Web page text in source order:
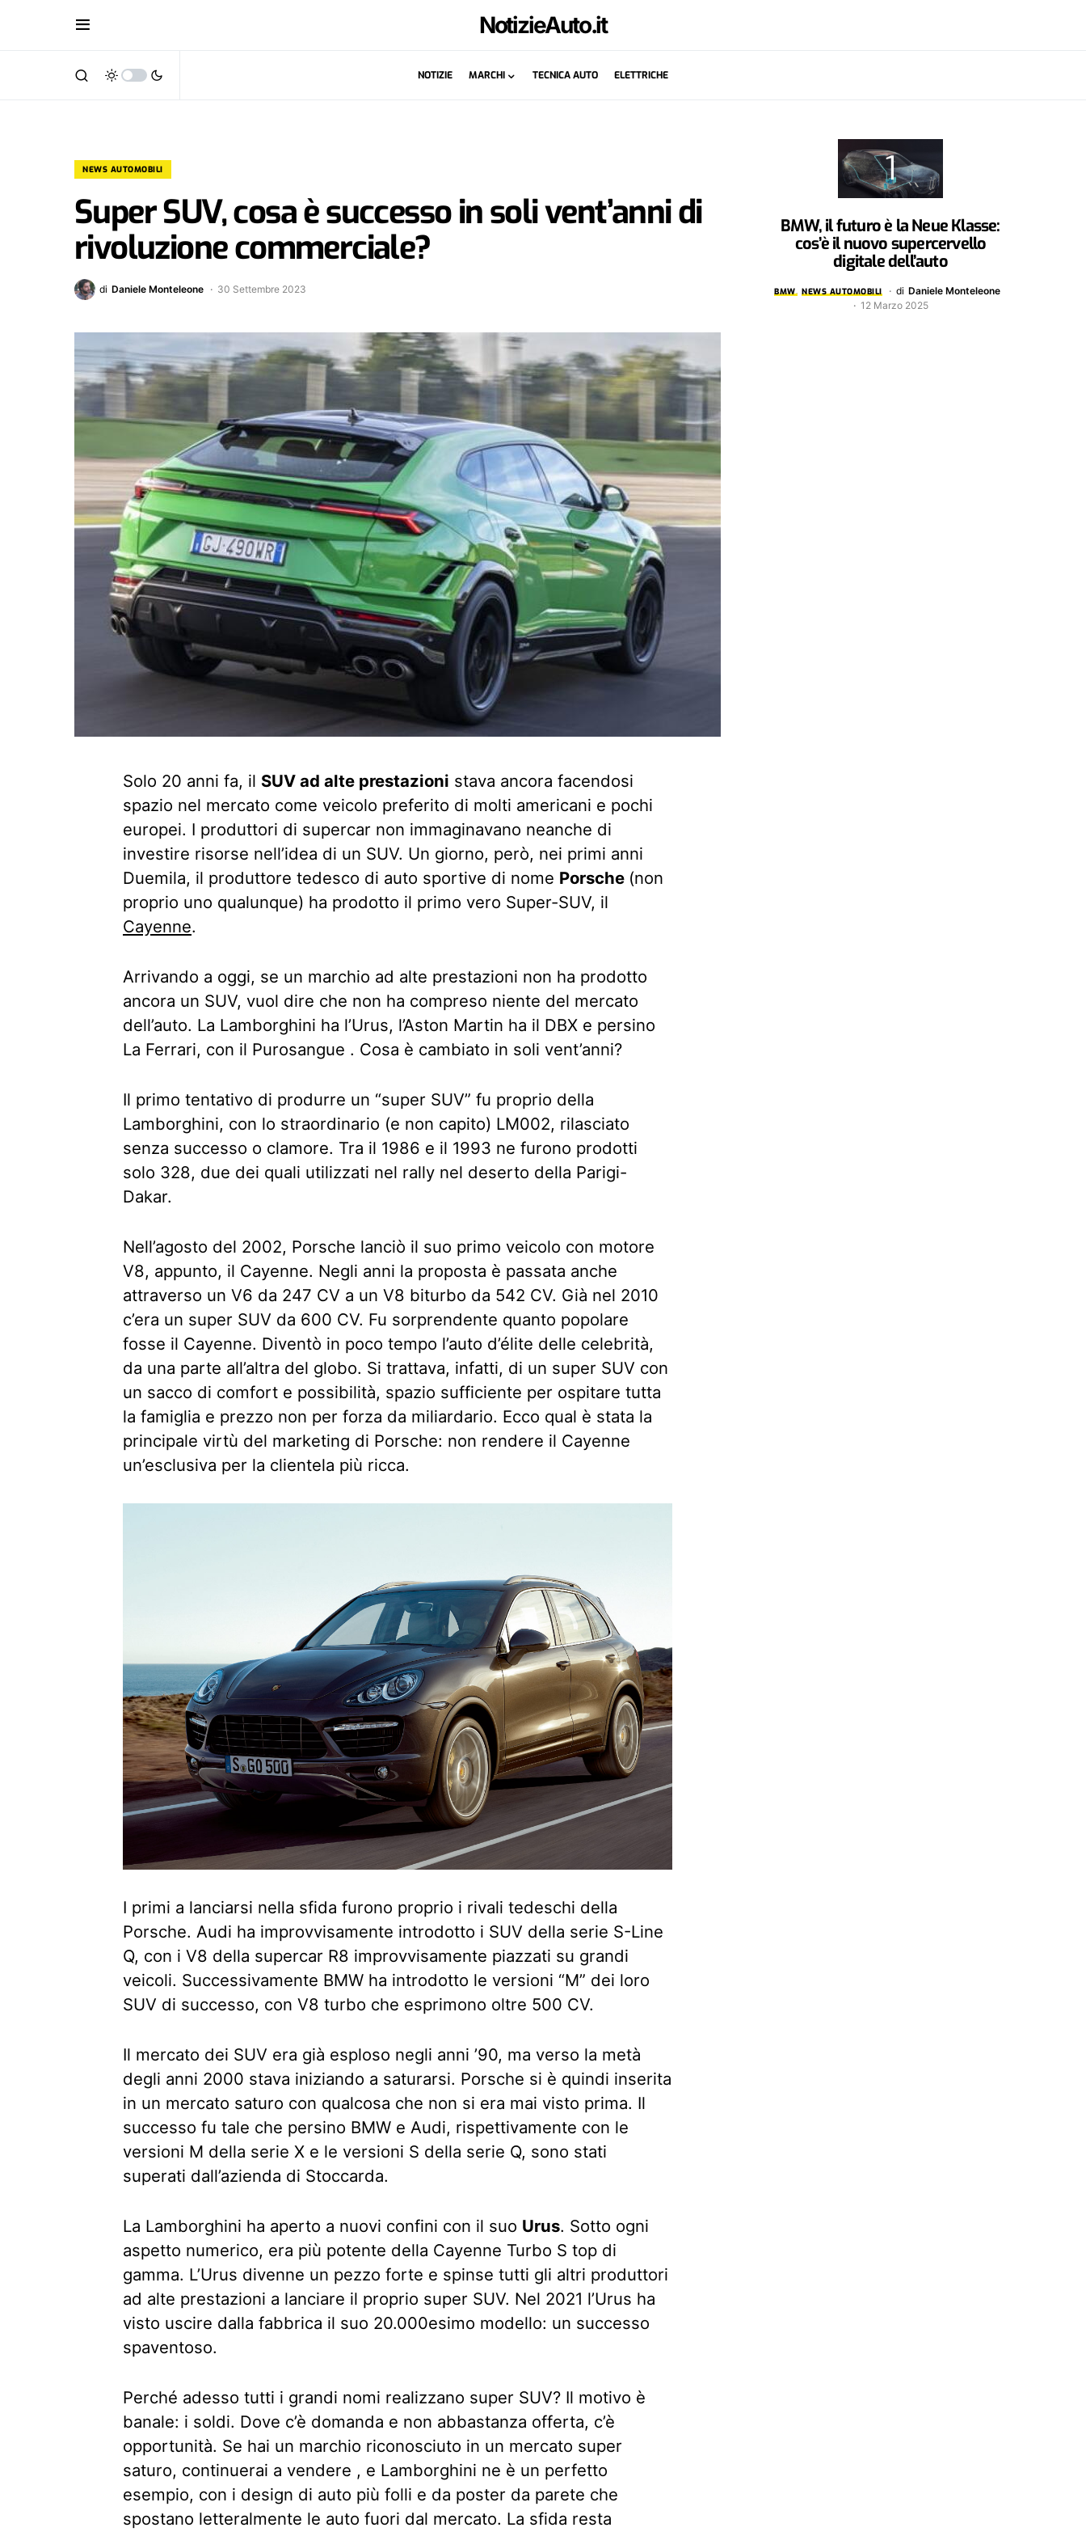
NotizieAuto.it
NOTIZIE MARCHI TECNICA AUTO ELETTRICHE
NEWS AUTOMOBILI
Super SUV, cosa è successo in soli vent’anni di
rivoluzione commerciale?
di Daniele Monteleone 30 Settembre 2023
Solo 20 anni fa, il SUV ad alte prestazioni stava ancora facendosi
spazio nel mercato come veicolo preferito di molti americani e pochi
europei. I produttori di supercar non immaginavano neanche di
investire risorse nell’idea di un SUV. Un giorno, però, nei primi anni
Duemila, il produttore tedesco di auto sportive di nome Porsche (non
proprio uno qualunque) ha prodotto il primo vero Super-SUV, il
Cayenne.
Arrivando a oggi, se un marchio ad alte prestazioni non ha prodotto
ancora un SUV, vuol dire che non ha compreso niente del mercato
dell’auto. La Lamborghini ha l’Urus, l’Aston Martin ha il DBX e persino
La Ferrari, con il Purosangue . Cosa è cambiato in soli vent’anni?
Il primo tentativo di produrre un “super SUV” fu proprio della
Lamborghini, con lo straordinario (e non capito) LM002, rilasciato
senza successo o clamore. Tra il 1986 e il 1993 ne furono prodotti
solo 328, due dei quali utilizzati nel rally nel deserto della Parigi-
Dakar.
Nell’agosto del 2002, Porsche lanciò il suo primo veicolo con motore
V8, appunto, il Cayenne. Negli anni la proposta è passata anche
attraverso un V6 da 247 CV a un V8 biturbo da 542 CV. Già nel 2010
c’era un super SUV da 600 CV. Fu sorprendente quanto popolare
fosse il Cayenne. Diventò in poco tempo l’auto d’élite delle celebrità,
da una parte all’altra del globo. Si trattava, infatti, di un super SUV con
un sacco di comfort e possibilità, spazio sufficiente per ospitare tutta
la famiglia e prezzo non per forza da miliardario. Ecco qual è stata la
principale virtù del marketing di Porsche: non rendere il Cayenne
un’esclusiva per la clientela più ricca.
I primi a lanciarsi nella sfida furono proprio i rivali tedeschi della
Porsche. Audi ha improvvisamente introdotto i SUV della serie S-Line
Q, con i V8 della supercar R8 improvvisamente piazzati su grandi
veicoli. Successivamente BMW ha introdotto le versioni “M” dei loro
SUV di successo, con V8 turbo che esprimono oltre 500 CV.
Il mercato dei SUV era già esploso negli anni ’90, ma verso la metà
degli anni 2000 stava iniziando a saturarsi. Porsche si è quindi inserita
in un mercato saturo con qualcosa che non si era mai visto prima. Il
successo fu tale che persino BMW e Audi, rispettivamente con le
versioni M della serie X e le versioni S della serie Q, sono stati
superati dall’azienda di Stoccarda.
La Lamborghini ha aperto a nuovi confini con il suo Urus. Sotto ogni
aspetto numerico, era più potente della Cayenne Turbo S top di
gamma. L’Urus divenne un pezzo forte e spinse tutti gli altri produttori
ad alte prestazioni a lanciare il proprio super SUV. Nel 2021 l’Urus ha
visto uscire dalla fabbrica il suo 20.000esimo modello: un successo
spaventoso.
Perché adesso tutti i grandi nomi realizzano super SUV? Il motivo è
banale: i soldi. Dove c’è domanda e non abbastanza offerta, c’è
opportunità. Se hai un marchio riconosciuto in un mercato super
saturo, continuerai a vendere , e Lamborghini ne è un perfetto
esempio, con i design di auto più folli e da poster da parete che
spostano letteralmente le auto fuori dal mercato. La sfida resta
BMW, il futuro è la Neue Klasse:
cos’è il nuovo supercervello
digitale dell’auto
BMW NEWS AUTOMOBILI di Daniele Monteleone
12 Marzo 2025